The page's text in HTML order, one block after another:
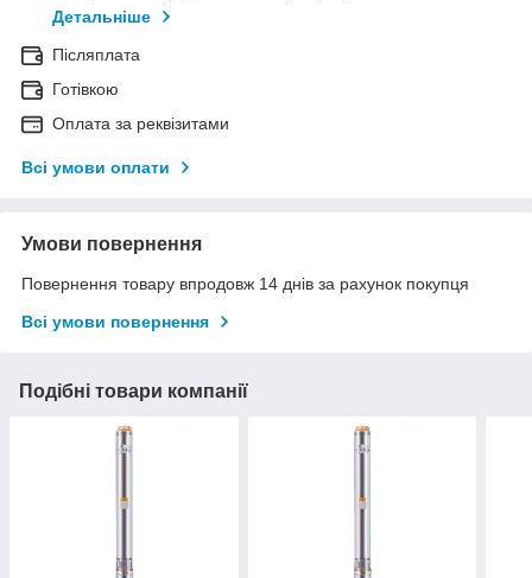
Детальніше
Післяплата
Готівкою
Оплата за реквізитами
Всі умови оплати
Умови повернення
Повернення товару впродовж 14 днів за рахунок покупця
Всі умови повернення
Подібні товари компанії